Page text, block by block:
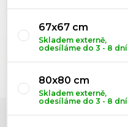
67x67 cm
Skladem externě,
odesíláme do 3 - 8 dní
80x80 cm
Skladem externě,
odesíláme do 3 - 8 dní